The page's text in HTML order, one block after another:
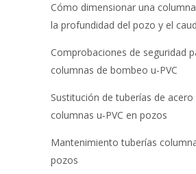
Cómo dimensionar una
la profundidad del pozo y el
Comprobaciones de seguridad
columnas de bombeo u-PVC
Sustitución de tuberías de
columnas u‑PVC en pozos
Mantenimiento tuberías
pozos